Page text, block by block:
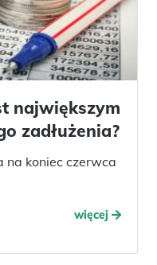
największym
zadłużenia?
na koniec czerwca
więcej